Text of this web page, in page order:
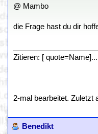
@ Mambo
die Frage hast du dir
Zitieren: [
2-mal bearbeitet. Zuletzt
Benedikt